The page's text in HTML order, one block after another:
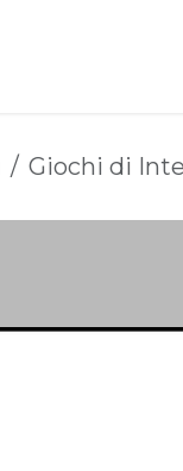
Giochi di